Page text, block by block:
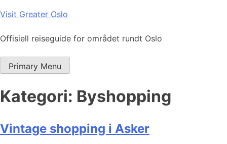
Skip
content
Visit Greater Oslo
Offisiell reiseguide for området rundt Oslo
Primary Menu
Kategori: Byshopping
Vintage shopping i Asker